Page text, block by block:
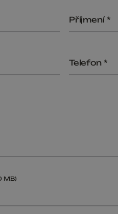
Příjmení
Telefon
MB)